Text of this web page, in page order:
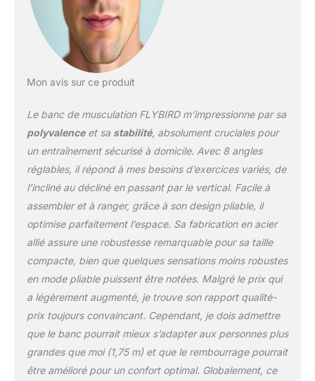
permettant un réglage
simple et rapide.
Personnalisez facilement
écartés inclinés, le
développé épaule, les
tirages et les crunchs
poitrine, le dos, les
abdominaux, les bras, les
fessiers et les épaules.
【Capacité certifiée
300KG】Fabriqué en
acier de qualité
commerciale et soutenu
par des structures
triangulaires 3X
musculation FLYBIRD
offre une stabilité à toute
épreuve. La capacité de
300 kg testée
Mon avis sur ce produit
Le banc de musculation FLYBIRD m’impressionne par sa
polyvalenceet sa stabilité, absolument cruciales pour
un entraînement sécurisé à domicile. Avec 8 angles
réglables, il répond à mes besoins d’exercices variés, de
l’incliné au décliné en passant par le vertical. Facile à
assembler et à ranger, grâce à son design pliable, il
optimise parfaitement l’espace. Sa fabrication en acier
allié assure une robustesse remarquable pour sa taille
compacte, bien que quelques sensations moins robustes
en mode pliable puissent être notées. Malgré le prix qui
a légèrement augmenté, je trouve son rapport qualité-
prix toujours convaincant. Cependant, je dois admettre
que le banc pourrait mieux s’adapter aux personnes plus
grandes que moi (1,75 m) et que le rembourrage pourrait
être amélioré pour un confort optimal. Globalement, ce